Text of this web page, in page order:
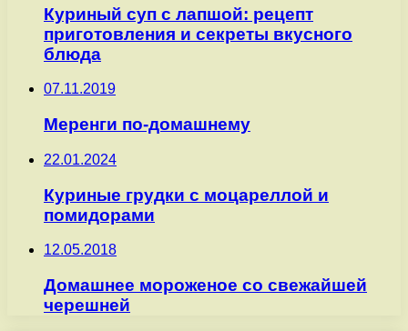
Куриный суп с лапшой: рецепт
приготовления и секреты вкусного
блюда
07.11.2019
Меренги по-домашнему
22.01.2024
Куриные грудки с моцареллой и
помидорами
12.05.2018
Домашнее мороженое со свежайшей
черешней